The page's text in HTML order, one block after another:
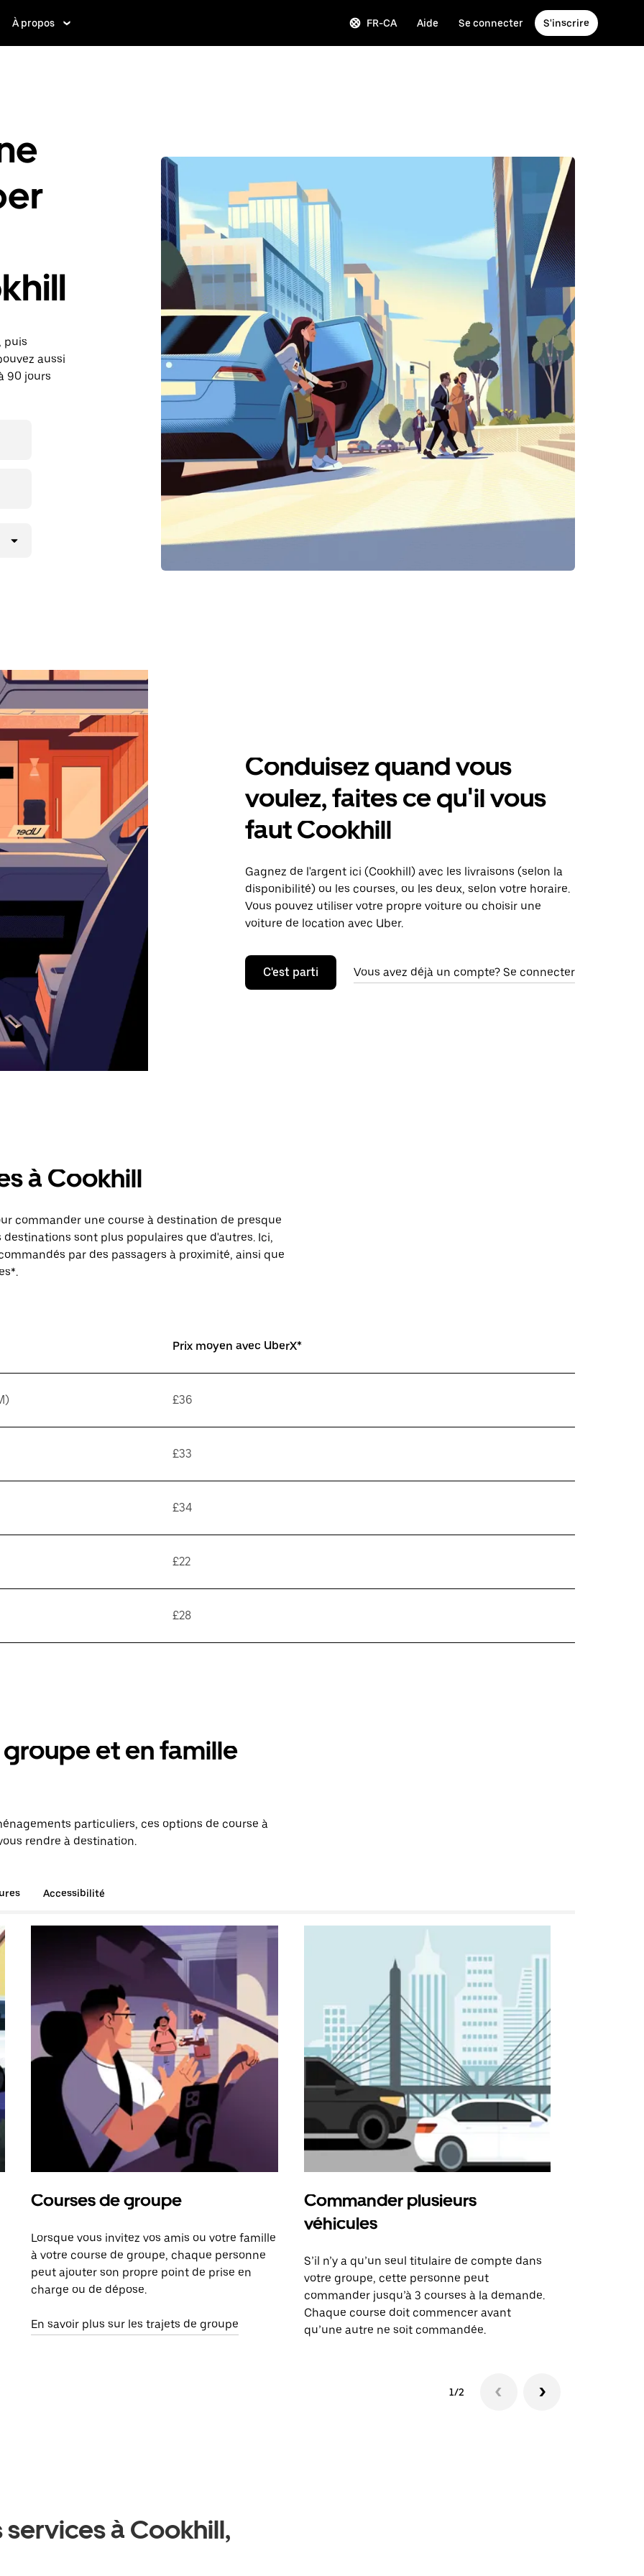
À propos FR-CA Aide Se connecter S'inscrire
puis
aussi
90 jours
Conduisez quand vous
voulez, faites ce qu'il vous
faut Cookhill
Gagnez de l'argent ici (Cookhill) avec les livraisons (selon la
disponibilité) ou les courses, ou les deux, selon votre horaire.
Vous pouvez utiliser votre propre voiture ou choisir une
voiture de location avec Uber.
C'est parti Vous avez déjà un compte? Se connecter
à Cookhill
commander une course à destination de presque
sont plus populaires que d'autres. Ici,
par des passagers à proximité, ainsi que
Prix moyen avec UberX*
£36
£33
£34
£22
£28
et en famille
particuliers, ces options de course à
rendre à destination.
Accessibilité
Courses de groupe
Lorsque vous invitez vos amis ou votre famille
à votre course de groupe, chaque personne
peut ajouter son propre point de prise en
charge ou de dépose.
En savoir plus sur les trajets de groupe
Commander plusieurs
véhicules
S’il n’y a qu’un seul titulaire de compte dans
votre groupe, cette personne peut
commander jusqu’à 3 courses à la demande.
Chaque course doit commencer avant
qu’une autre ne soit commandée.
1/2
à Cookhill,